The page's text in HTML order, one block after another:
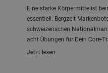
Eine starke Körpermitte ist
essentiell. Bergzeit
schweizerischen
acht Übungen für Dein Core-
Jetzt lesen